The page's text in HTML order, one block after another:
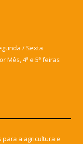
/ Sexta
Mês, 4ª e 5ª feiras
para a agricultura e